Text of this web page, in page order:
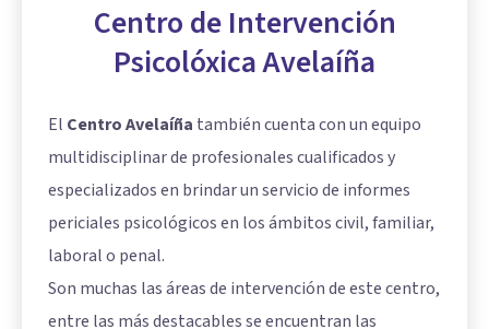
Centro de Intervención
Psicolóxica Avelaíña
El Centro Avelaíña también cuenta con un equipo
multidisciplinar de profesionales cualificados y
especializados en brindar un servicio de informes
periciales psicológicos en los ámbitos civil, familiar,
laboral o penal.
Son muchas las áreas de intervención de este centro,
entre las más destacables se encuentran las